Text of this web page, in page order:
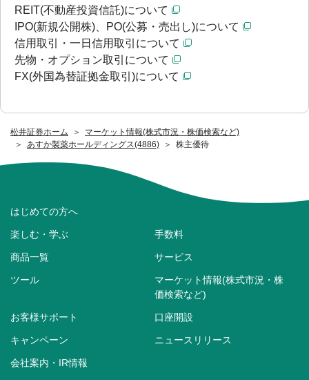
松井証券ホーム
マーケット情報(株式市況・株価検索など)
あすか製薬ホールディングス(4886)
株主優待
REIT(不動産投資信託)について
IPO(新規公開株)、PO(公募・売出し)について
信用取引・一日信用取引について
先物・オプション取引について
FX(外国為替証拠金取引)について
はじめての方へ
楽しむ・学ぶ 手数料
商品一覧 サービス
ツール
マーケット情報(株式市況・株
価検索など)
お客様サポート 口座開設
キャンペーン ニュースリリース
会社案内・IR情報